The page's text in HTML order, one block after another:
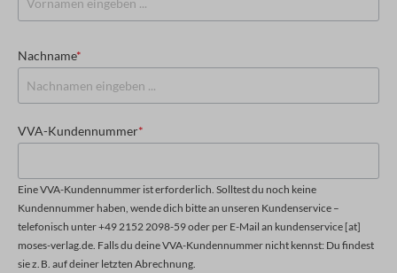
Nachname*
VVA-Kundennummer*
Eine VVA-Kundennummer ist erforderlich. Solltest du noch keine
Kundennummer haben, wende dich bitte an unseren Kundenservice –
telefonisch unter +49 2152 2098-59 oder per E-Mail an kundenservice [at]
moses-verlag.de. Falls du deine VVA-Kundennummer nicht kennst: Du findest
sie z. B. auf deiner letzten Abrechnung.